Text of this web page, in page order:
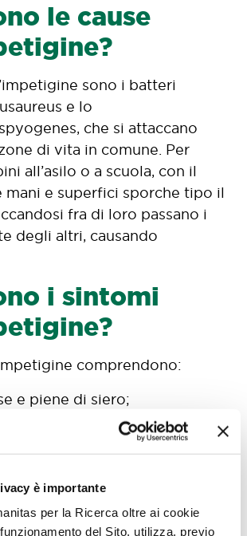
è importante
per la Ricerca oltre ai cookie
del Sito, utilizza, previo
le cause
sono i batteri
e lo
che si attaccano
di vita in comune. Per
all’asilo o a scuola, con il
mani e superfici sporche tipo il
fra di loro passano i
degli altri, causando
i sintomi
comprendono:
e piene di siero;
della cute attorno al naso,
prurito e del grattarsi, le bolle
lasciando la cute esposta ad
batteriche potenzialmente